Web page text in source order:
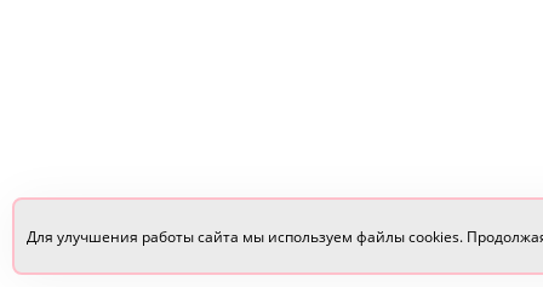
Для улучшения работы сайта мы используем файлы cookies.